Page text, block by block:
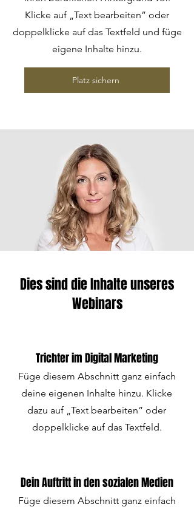
Klicke auf „Text bearbeiten” oder
doppelklicke auf das Textfeld und füge
eigene Inhalte hinzu.
Platz sichern
Dies sind die Inhalte unseres
Webinars
Trichter im Digital Marketing
Füge diesem Abschnitt ganz einfach
deine eigenen Inhalte hinzu. Klicke
dazu auf „Text bearbeiten” oder
doppelklicke auf das Textfeld.
Dein Auftritt in den sozialen Medien
Füge diesem Abschnitt ganz einfach